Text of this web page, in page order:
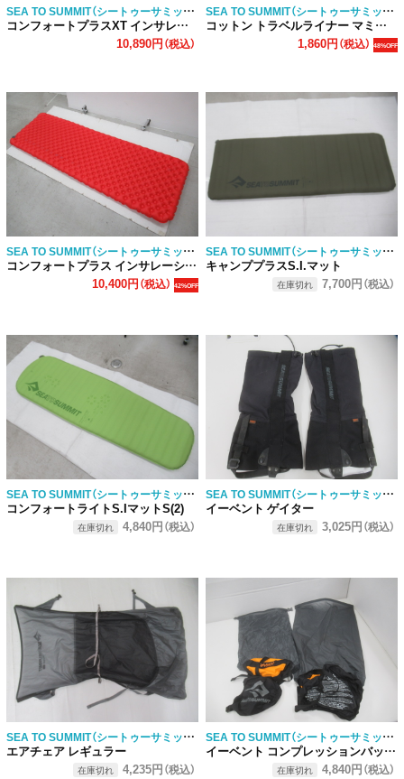
SEA TO SUMMIT（シートゥーサミット）
コンフォートプラスXT インサレーティッドマット RW
10,890円（税込）
SEA TO SUMMIT（シートゥーサミット）
コットン トラベルライナー マミー型
1,860円（税込） 48%OFF
SEA TO SUMMIT（シートゥーサミット）
コンフォートプラス インサレーション レクタンギュラーラージ
10,400円（税込） 42%OFF
SEA TO SUMMIT（シートゥーサミット）
キャンププラスS.I.マット
在庫切れ 7,700円（税込）
SEA TO SUMMIT（シートゥーサミット）
コンフォートライトS.IマットS(2)
在庫切れ 4,840円（税込）
SEA TO SUMMIT（シートゥーサミット）
イーベント ゲイター
在庫切れ 3,025円（税込）
SEA TO SUMMIT（シートゥーサミット）
エアチェア レギュラー
在庫切れ 4,235円（税込）
SEA TO SUMMIT（シートゥーサミット）
イーベント コンプレッションバッグ 2点セット
在庫切れ 4,840円（税込）